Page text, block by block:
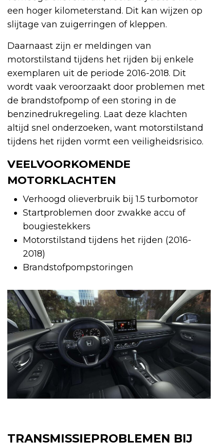
een hoger kilometerstand. Dit kan wijzen op
slijtage van zuigerringen of kleppen.
Daarnaast zijn er meldingen van
motorstilstand tijdens het rijden bij enkele
exemplaren uit de periode 2016-2018. Dit
wordt vaak veroorzaakt door problemen met
de brandstofpomp of een storing in de
benzinedrukregeling. Laat deze klachten
altijd snel onderzoeken, want motorstilstand
tijdens het rijden vormt een veiligheidsrisico.
VEELVOORKOMENDE
MOTORKLACHTEN
Verhoogd olieverbruik bij 1.5 turbomotor
Startproblemen door zwakke accu of
bougiestekkers
Motorstilstand tijdens het rijden (2016-
2018)
Brandstofpompstoringen
TRANSMISSIEPROBLEMEN BIJ